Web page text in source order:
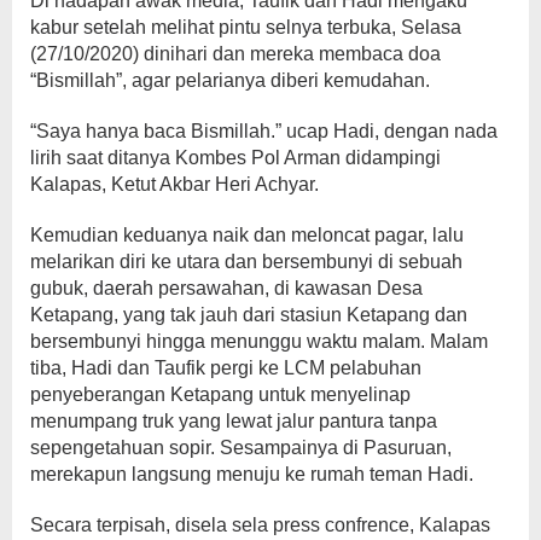
kabur setelah melihat pintu selnya terbuka, Selasa
(27/10/2020) dinihari dan mereka membaca doa
“Bismillah”, agar pelarianya diberi kemudahan.
“Saya hanya baca Bismillah.” ucap Hadi, dengan nada
lirih saat ditanya Kombes Pol Arman didampingi
Kalapas, Ketut Akbar Heri Achyar.
Kemudian keduanya naik dan meloncat pagar, lalu
melarikan diri ke utara dan bersembunyi di sebuah
gubuk, daerah persawahan, di kawasan Desa
Ketapang, yang tak jauh dari stasiun Ketapang dan
bersembunyi hingga menunggu waktu malam. Malam
tiba, Hadi dan Taufik pergi ke LCM pelabuhan
penyeberangan Ketapang untuk menyelinap
menumpang truk yang lewat jalur pantura tanpa
sepengetahuan sopir. Sesampainya di Pasuruan,
merekapun langsung menuju ke rumah teman Hadi.
Secara terpisah, disela sela press confrence, Kalapas